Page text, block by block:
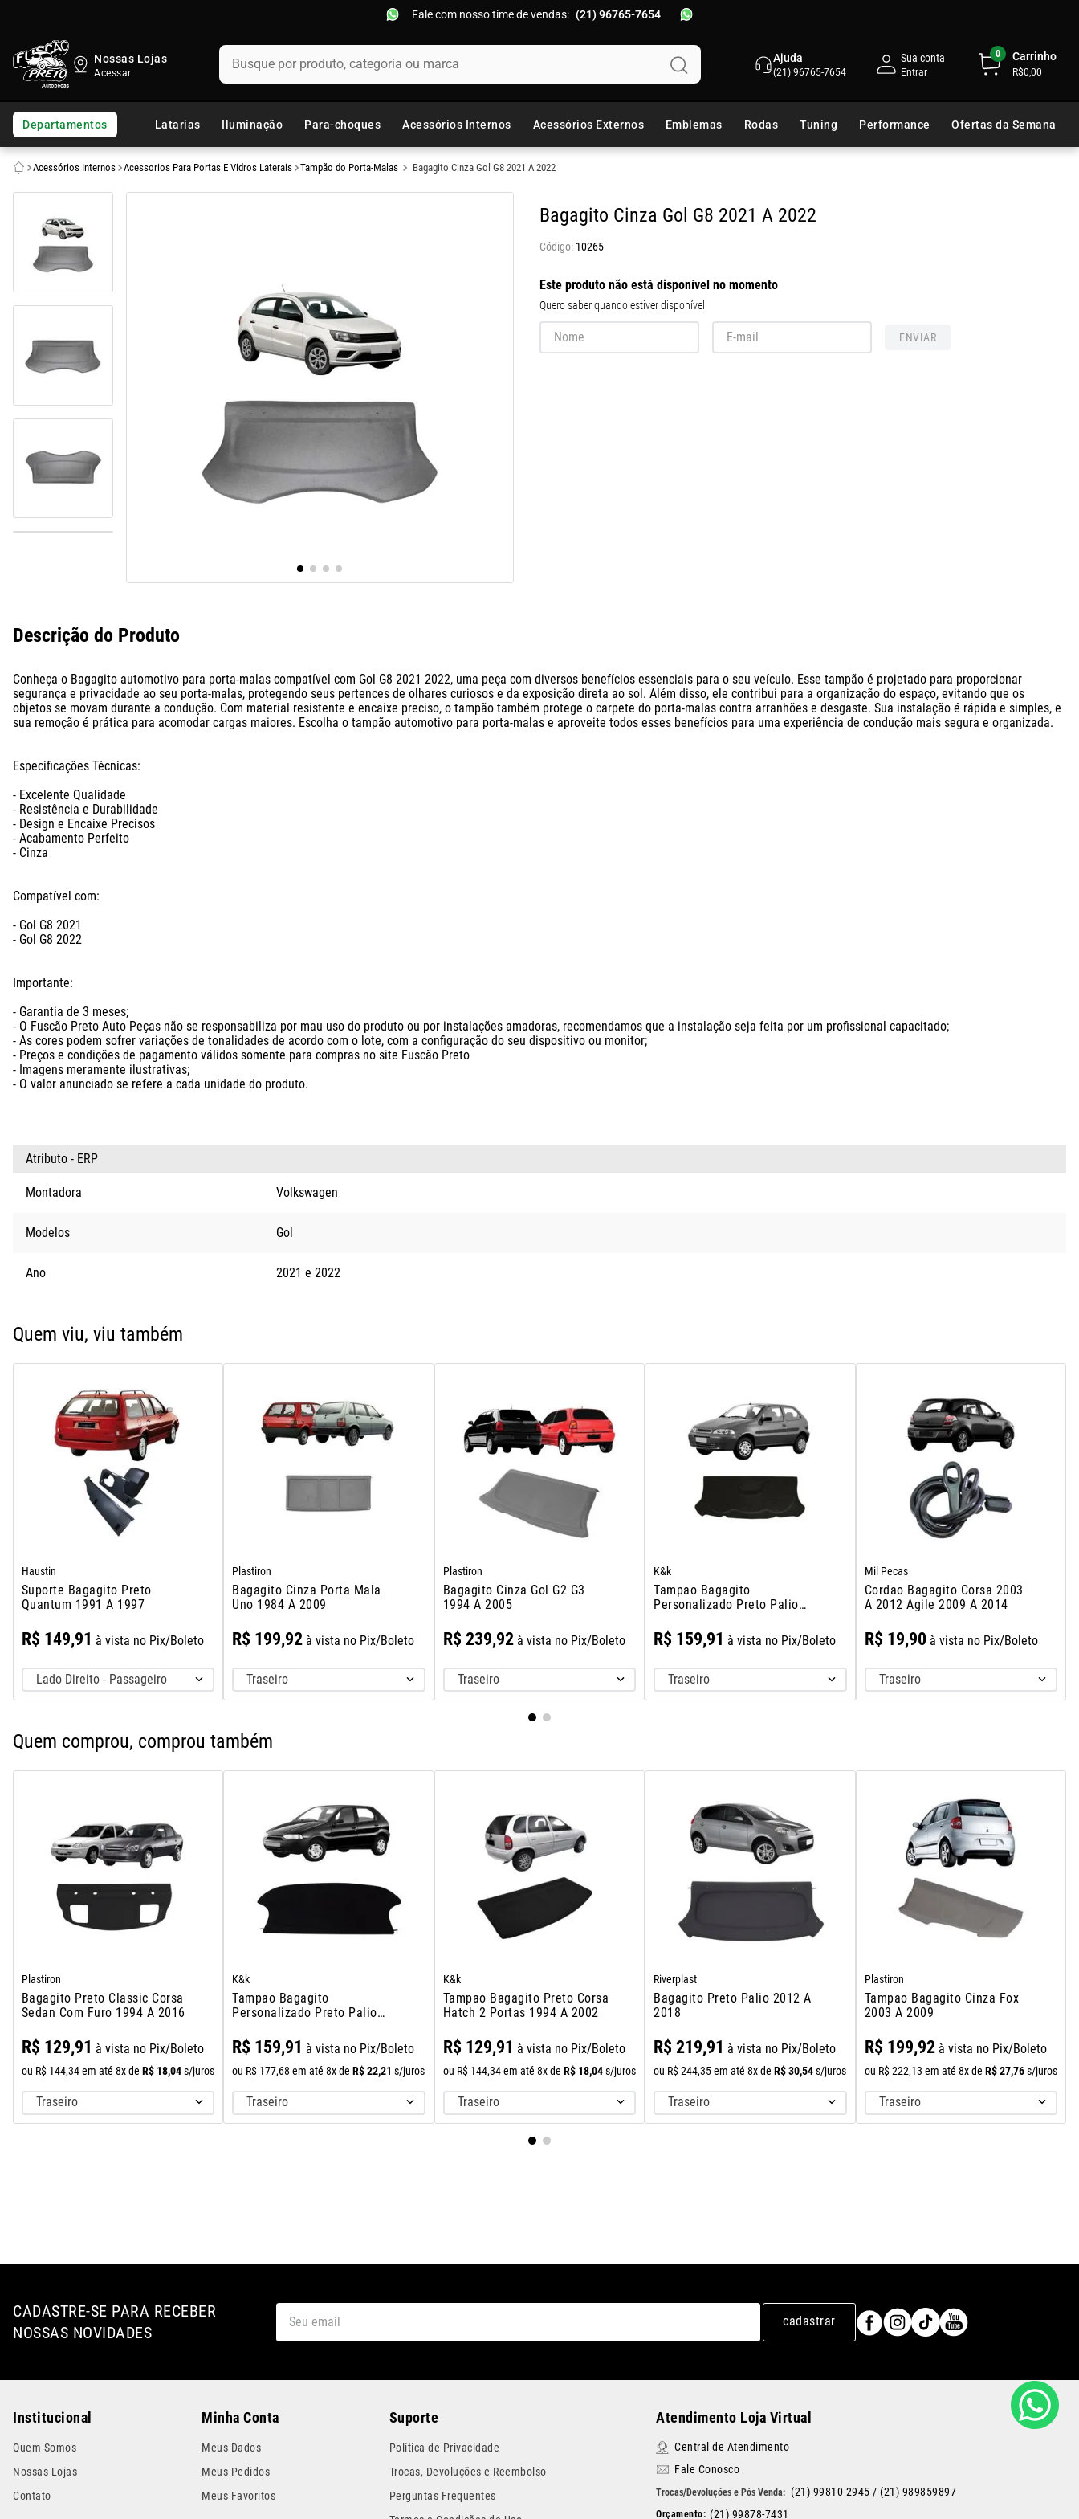
Fale com nosso time de vendas: (21) 96765-7654
Nossas Lojas Busque por produto, categoria ou marca Ajuda
(21) 96765-7654
Sua conta 0 Carrinho
R$0,00
Departamentos Latarias Iluminação Para-choques Acessórios Internos Acessórios Externos Emblemas Rodas Tuning Performance Ofertas da Semana
Acessórios Internos Acessorios Para Portas E Vidros Laterais Tampão do Porta-Malas Bagagito Cinza Gol G8 2021 A 2022
Bagagito Cinza Gol G8 2021 A 2022
10265
Este produto não está disponível no momento
Quero saber quando estiver disponível
ENVIAR
Descrição do Produto
Conheça o Bagagito automotivo para porta-malas compatível com Gol G8 2021 2022, uma peça com diversos benefícios essenciais para o seu veículo. Esse tampão é projetado para proporcionar
segurança e privacidade ao seu porta-malas, protegendo seus pertences de olhares curiosos e da exposição direta ao sol. Além disso, ele contribui para a organização do espaço, evitando que os
objetos se movam durante a condução. Com material resistente e encaixe preciso, o tampão também protege o carpete do porta-malas contra arranhões e desgaste. Sua instalação é rápida e simples, e
sua remoção é prática para acomodar cargas maiores. Escolha o tampão automotivo para porta-malas e aproveite todos esses benefícios para uma experiência de condução mais segura e organizada.
Especificações Técnicas:
- Excelente Qualidade
- Resistência e Durabilidade
- Design e Encaixe Precisos
- Acabamento Perfeito
- Cinza
Compatível com:
- Gol G8 2021
- Gol G8 2022
Importante:
- Garantia de 3 meses;
- O Fuscão Preto Auto Peças não se responsabiliza por mau uso do produto ou por instalações amadoras, recomendamos que a instalação seja feita por um profissional capacitado;
- As cores podem sofrer variações de tonalidades de acordo com o lote, com a configuração do seu dispositivo ou monitor;
- Preços e condições de pagamento válidos somente para compras no site Fuscão Preto
- Imagens meramente ilustrativas;
- O valor anunciado se refere a cada unidade do produto.
Atributo - ERP
Montadora Volkswagen
Modelos Gol
Ano 2021 2022
Quem viu, viu também
Haustin
Suporte Bagagito Preto
Quantum 1991 A 1997
R$ 149,91 à vista no Pix/Boleto
Lado Direito - Passageiro
Plastiron
Bagagito Cinza Porta Mala
Uno 1984 A 2009
R$ 199,92 à vista no Pix/Boleto
Traseiro
Plastiron
Bagagito Cinza Gol G2 G3
1994 A 2005
R$ 239,92à vista no Pix/Boleto
Traseiro
K&k
Tampao Bagagito
Personalizado Preto Palio
R$ 159,91 à vista no Pix/Boleto
Traseiro
Mil Pecas
Cordao Bagagito Corsa 2003
A 2012 Agile 2009 A 2014
R$ 19,90à vista no Pix/Boleto
Traseiro
Quem comprou, comprou também
Plastiron
Bagagito Preto Classic Corsa
Sedan Com Furo 1994 A 2016
R$ 129,91 à vista no Pix/Boleto
ou R$ 144,34em até 8x de R$ 18,04s/juros
Traseiro
K&k
Tampao Bagagito
Personalizado Preto Palio
R$ 159,91 à vista no Pix/Boleto
ou R$ 177,68 em até 8x de R$ 22,21 s/juros
Traseiro
K&k
Tampao Bagagito Preto Corsa
Hatch 2 Portas 1994 A 2002
R$ 129,91 à vista no Pix/Boleto
ou R$ 144,34 em até 8x de R$ 18,04 s/juros
Traseiro
Riverplast
Bagagito Preto Palio 2012 A
2018
R$ 219,91 à vista no Pix/Boleto
ou R$244,35em até 8x de R$30,54s/juros
Traseiro
Plastiron
Tampao Bagagito Cinza Fox
2003 A 2009
R$ 199,92à vista no Pix/Boleto
ou R$ 222,13 em até 8x de R$ 27,76 s/juros
Traseiro
CADASTRE-SE PARA RECEBER
NOSSAS NOVIDADES
cadastrar
Institucional
Quem Somos
Nossas Lojas
Contato
Minha Conta
Meus Dados
Meus Pedidos
Meus Favoritos
Suporte
Política de Privacidade
Trocas, Devoluções e Reembolso
Perguntas Frequentes
Atendimento Loja Virtual
Central de Atendimento
Fale Conosco
(21) 99810-2945 / (21) 989859897
(21) 99878-7431
TERMOS MAIS BUSCADOS
1º
fusca
2º
capo